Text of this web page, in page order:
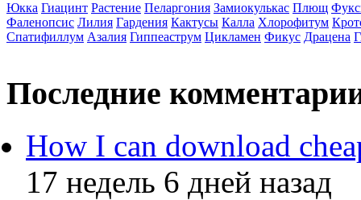
Юкка Гиацинт Растение Пеларгония Замиокулькас Плющ
Фаленопсис Лилия Гардения Кактусы Калла Хлорофитум
Спатифиллум Азалия Гиппеаструм Цикламен Фикус Драцена
Последние
How I can download
17 недель 6 дней назад